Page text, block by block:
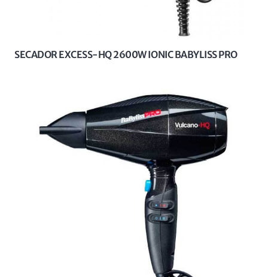
SECADOR EXCESS-HQ 2600W IONIC BABYLISS PRO